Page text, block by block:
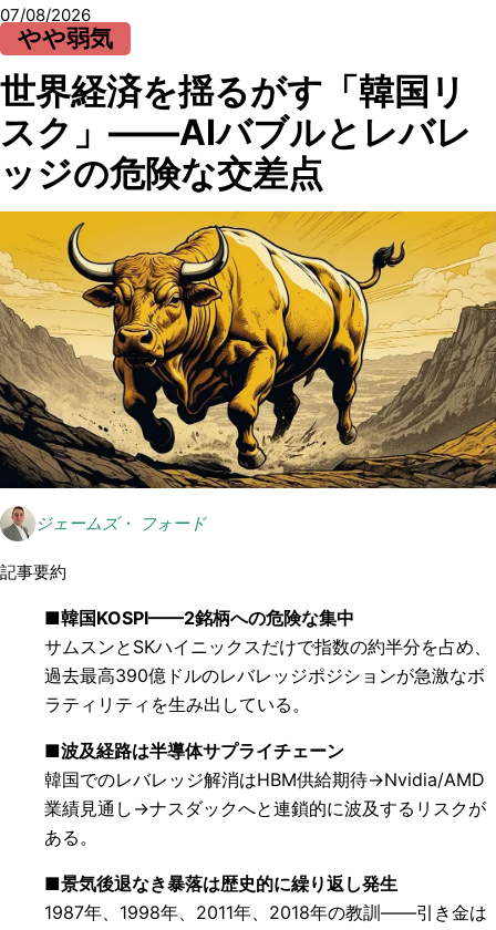
07/08/2026
やや弱気
世界経済を揺るがす「韓国リ
スク」——AIバブルとレバレ
ッジの危険な交差点
ジェームズ・ フォード
記事要約
■韓国KOSPI——2銘柄への危険な集中
サムスンとSKハイニックスだけで指数の約半分を占め、
過去最高390億ドルのレバレッジポジションが急激なボ
ラティリティを生み出している。
■波及経路は半導体サプライチェーン
韓国でのレバレッジ解消はHBM供給期待→Nvidia/AMD
業績見通し→ナスダックへと連鎖的に波及するリスクが
ある。
■景気後退なき暴落は歴史的に繰り返し発生
1987年、1998年、2011年、2018年の教訓——引き金は